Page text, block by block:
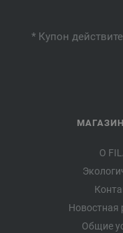
* Купон
МАГАЗИН
О
Новостная
Общие